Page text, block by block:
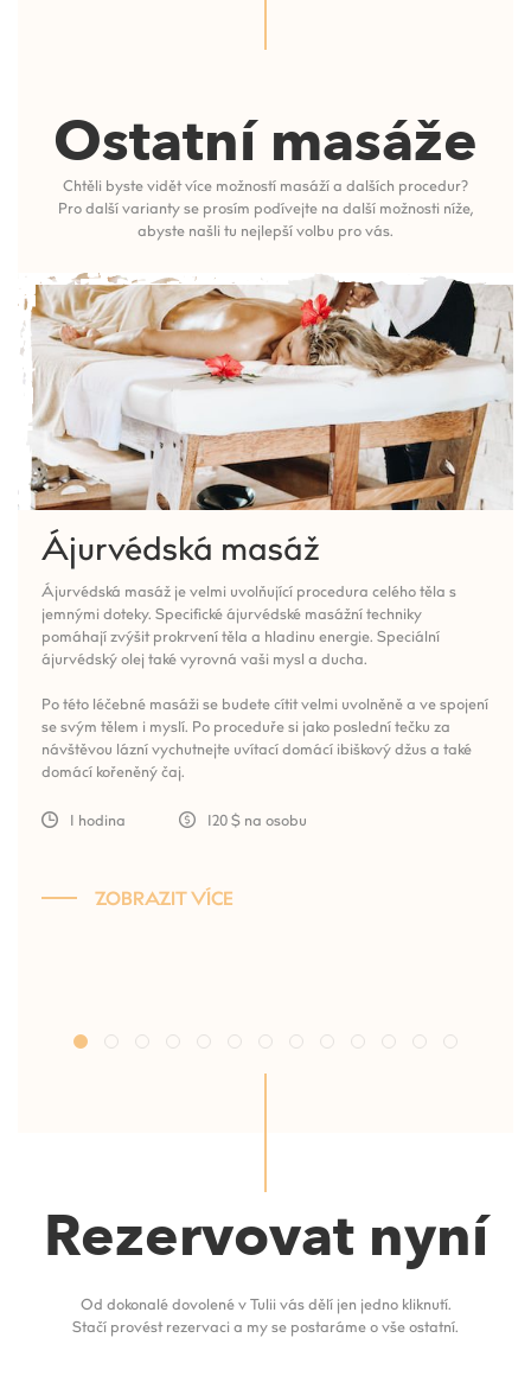
Ostatní masáže
Chtěli byste vidět více možností masáží a dalších procedur?
Pro další varianty se prosím podívejte na další možnosti níže,
abyste našli tu nejlepší volbu pro vás.
Ájurvédská masáž
Ájurvédská masáž je velmi uvolňující procedura celého těla s
jemnými doteky. Specifické ájurvédské masážní techniky
pomáhají zvýšit prokrvení těla a hladinu energie. Speciální
ájurvédský olej také vyrovná vaši mysl a ducha.
Po této léčebné masáži se budete cítit velmi uvolněně a ve spojení
se svým tělem i myslí. Po proceduře si jako poslední tečku za
návštěvou lázní vychutnejte uvítací domácí ibiškový džus a také
domácí kořeněný čaj.
1 hodina 120 $ na osobu
ZOBRAZIT VÍCE
Rezervovat nyní
Od dokonalé dovolené v Tulii vás dělí jen jedno kliknutí.
Stačí provést rezervaci a my se postaráme o vše ostatní.